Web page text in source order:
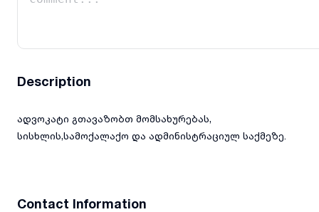
Description
ადვოკატი გთავაზობთ მომსახურებას,
სისხლის,სამოქალაქო და ადმინისტრაციულ საქმეზე.
Contact Information